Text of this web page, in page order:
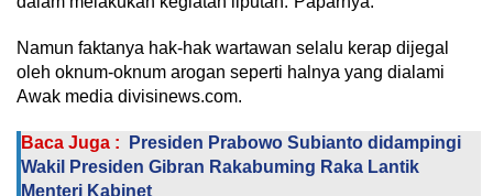
Namun faktanya hak-hak wartawan selalu kerap dijegal
oleh oknum-oknum arogan seperti halnya yang dialami
Awak media divisinews.com.
Baca Juga :
Presiden Prabowo Subianto didampingi
Wakil Presiden Gibran Rakabuming Raka Lantik
Menteri Kabinet